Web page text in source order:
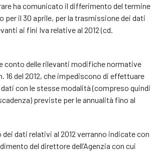
ha comunicato il differimento del termine
per il 30 aprile, per la trasmissione dei dati
ai fini Iva relative al 2012 (cd.
conto delle rilevanti modifiche normative
16 del 2012, che impediscono di effettuare
con le stesse modalità (compreso quindi
previste per le annualità fino al
dati relativi al 2012 verranno indicate con
del direttore dell’Agenzia con cui